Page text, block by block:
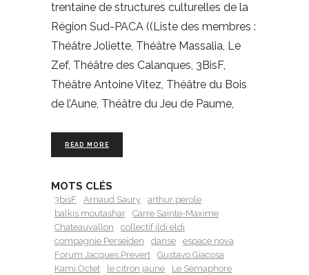
trentaine de structures culturelles de la
Région Sud-PACA ((Liste des membres :
Théâtre Joliette, Théâtre Massalia, Le
Zef, Théâtre des Calanques, 3BisF,
Théâtre Antoine Vitez, Théâtre du Bois
de l’Aune, Théâtre du Jeu de Paume,
READ MORE
MOTS CLÉS
3bisF Arnaud Saury
arthur perole
balkis moutashar
Carre Sainte-Maxime
Chateauvallon
collectif ildi eldi
compagnie Perseïden
danse
espace nova
Forum Jacques Prevert
Gustavo Giacosa
Kami Octet
le citron jaune
Le Sémaphore